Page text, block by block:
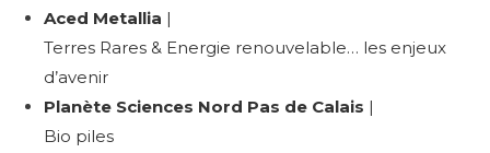
Aced Metallia |
Terres Rares & Energie renouvelable… les enjeux
d’avenir
Planète Sciences Nord Pas de Calais |
Bio piles